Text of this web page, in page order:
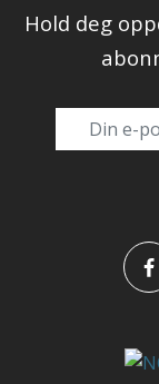
Hold deg